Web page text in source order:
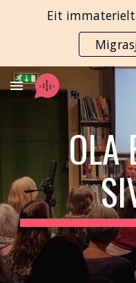
Eit
OLA